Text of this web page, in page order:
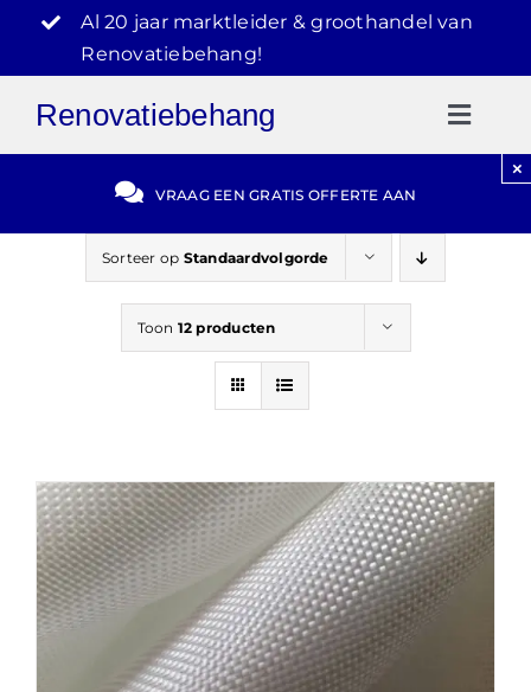
inhoud
Al 20 jaar marktleider & groothandel van
Renovatiebehang!
Renovatiebehang
Gratis Offerte
Video Reviews
VRAAG EEN GRATIS OFFERTE AAN
×
Sorteer op Standaardvolgorde
Toon 12 producten